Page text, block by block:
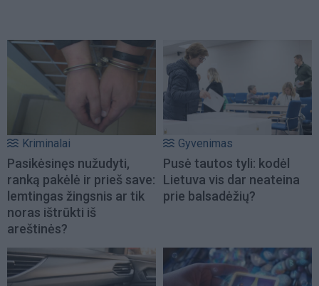
Kriminalai
Pasikėsinęs nužudyti,
ranką pakėlė ir prieš save:
lemtingas žingsnis ar tik
noras ištrūkti iš
areštinės?
Gyvenimas
Pusė tautos tyli: kodėl
Lietuva vis dar neateina
prie balsadėžių?